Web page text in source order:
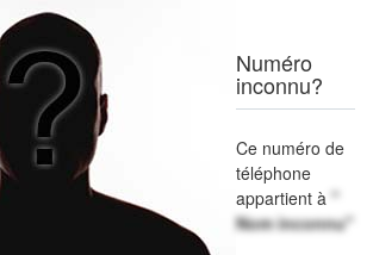
Numéro
inconnu?
Ce numéro de
téléphone
appartient à "
Nom inconnu"